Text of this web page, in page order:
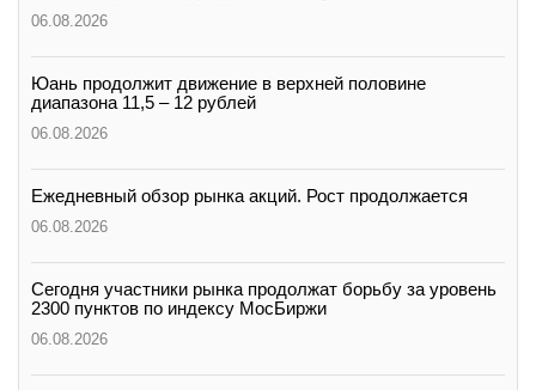
06.08.2026
Юань продолжит движение в верхней половине
диапазона 11,5 – 12 рублей
06.08.2026
Ежедневный обзор рынка акций. Рост продолжается
06.08.2026
Сегодня участники рынка продолжат борьбу за уровень
2300 пунктов по индексу МосБиржи
06.08.2026